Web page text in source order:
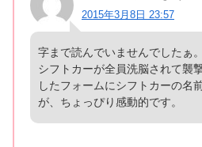
2015年3月8日 23:57
字まで読んでいませんでしたぁ
シフトカーが全員洗脳されて襲
したフォームにシフトカーの名
が、ちょっぴり感動的です。